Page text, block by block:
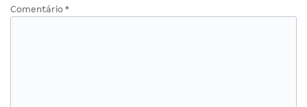
Comentário *